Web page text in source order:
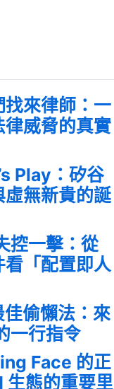
來律師：一
威脅的真實
Play：矽谷
虛無新貴的誕
控一擊：從
「配置即人
偷懶法：來
一行指令
Face 的正
生態的重要里